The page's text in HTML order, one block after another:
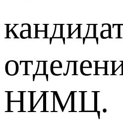
НИМЦ.